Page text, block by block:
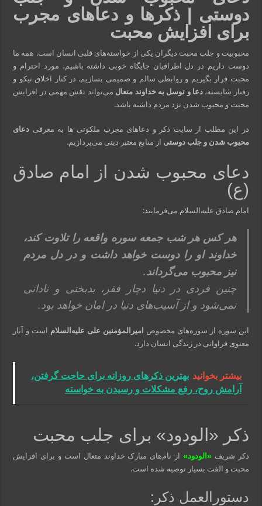
دوستی | ذکرها و دعاهای مجرب
برای افزایش محبت
محبوبیت و جلب محبت دیگران یکی از خواسته‌های قلبی انسان است. همه ما
دوست داریم در دل اطرافیان جایگاه خوبی داشته باشیم، مورد احترام و
محبت قرار بگیریم و روابطی سالم و صمیمی بسازیم. در کنار اخلاق نیکو و
رفتار شایسته، دعا و توسل به خداوند متعال می‌تواند نقش مهمی در افزایش
محبت و محبوب شدن نزد مردم داشته باشد.
در این مطلب از سایت ذکر و دعاهای مجرب ملکوتی ها به معرفی دعای
محبوب شدن و جلب دوستی از منابع معتبر دینی می‌پردازیم.
دعای محبوب شدن از امام صادق
(ع)
امام صادق علیه‌السلام می‌فرمایند:
هر کس هر شب جمعه سوره واقعه را تلاوت کند،
خداوند او را دوست خواهد داشت و در دل مردم
نیز محبوب می‌گرداند.
چنین فردی در دنیا دچار فقر، بدبختی و نادانی
نمی‌شود و از آسیب‌های دنیا در امان خواهد بود.
این سوره از سوره‌های مخصوص امیرالمؤمنین علی علیه‌السلام است و آثار
معنوی فراوانی در زندگی انسان دارد.
بیشتر بخوانید بهترین ذکرهای روزانه برای حاجت گرفتن،
آرامش روح، رفع مشکلات و رسیدن به خواسته‌
ذکر «الودود» برای جلب محبت
ذکر شریف «الودود» از نام‌های مبارک خداوند متعال است و برای افزایش
محبت و الفت بسیار توصیه شده است.
دستورالعمل ذکر: